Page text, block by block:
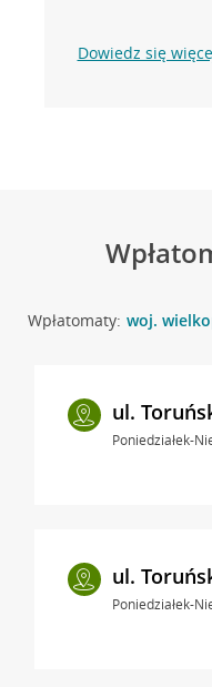
Dowiedz się
Wpłatomaty: woj.
ul.
Poniedziałek-
ul.
Poniedziałek-